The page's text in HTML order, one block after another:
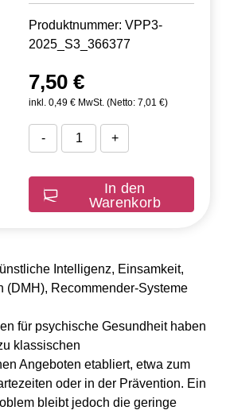
Produktnummer: VPP3-
2025_S3_366377
7,50 €
inkl. 0,49 € MwSt. (Netto: 7,01 €)
- +
In den
Warenkorb
Intelligenz, Einsamkeit,
(DMH), Recommender-Systeme
für psychische Gesundheit haben
klassischen
Angeboten etabliert, etwa zum
oder in der Prävention. Ein
bleibt jedoch die geringe